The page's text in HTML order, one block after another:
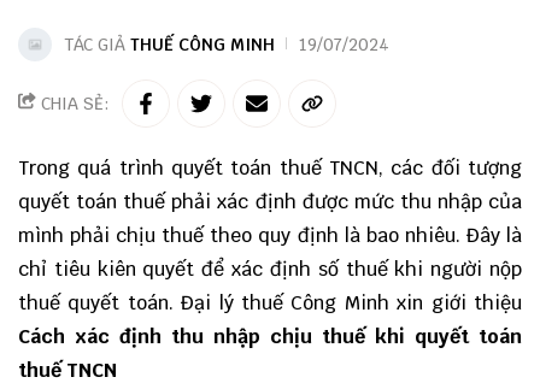
TÁC GIẢ THUẾ CÔNG MINH 19/07/2024
CHIA SẺ:
Trong quá trình quyết toán thuế TNCN, các đối tượng
quyết toán thuế phải xác định được mức thu nhập của
mình phải chịu thuế theo quy định là bao nhiêu. Đây là
chỉ tiêu kiên quyết để xác định số thuế khi người nộp
thuế quyết toán. Đại lý thuế Công Minh xin giới thiệu
Cách xác định thu nhập chịu thuế khi quyết toán
thuế TNCN